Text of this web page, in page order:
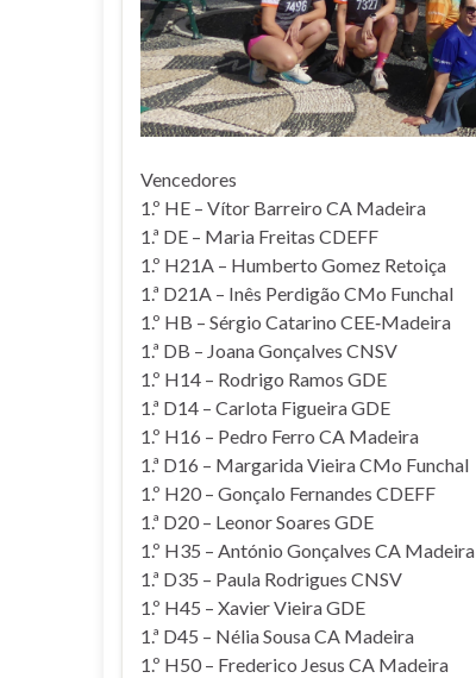
Vencedores
1.º HE – Vítor Barreiro CA Madeira
1.ª DE – Maria Freitas CDEFF
1.º H21A – Humberto Gomez Retoiça
1.ª D21A – Inês Perdigão CMo Funchal
1.º HB – Sérgio Catarino CEE‑Madeira
1.ª DB – Joana Gonçalves CNSV
1.º H14 – Rodrigo Ramos GDE
1.ª D14 – Carlota Figueira GDE
1.º H16 – Pedro Ferro CA Madeira
1.ª D16 – Margarida Vieira CMo Funchal
1.º H20 – Gonçalo Fernandes CDEFF
1.ª D20 – Leonor Soares GDE
1.º H35 – António Gonçalves CA Madeira
1.ª D35 – Paula Rodrigues CNSV
1.º H45 – Xavier Vieira GDE
1.ª D45 – Nélia Sousa CA Madeira
1.º H50 – Frederico Jesus CA Madeira